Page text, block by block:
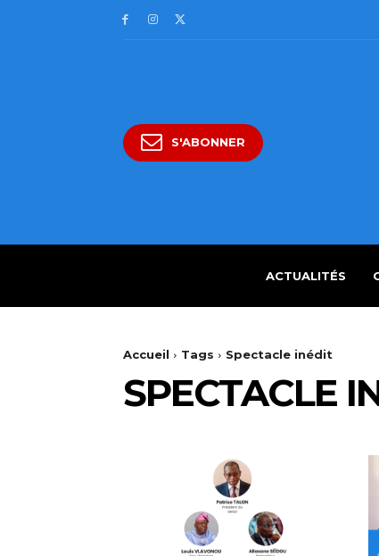
S'ABONNER
ACTUALITÉS
Accueil Tags Spectacle inédit
SPECTACLE